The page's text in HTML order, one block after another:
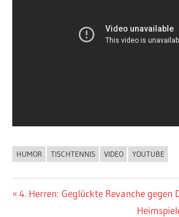
ALLGEMEIN
HUMOR TISCHTENNIS VIDEO YOUTUBE
Beitragsnavigation
Vorheriger
4. Herren: Geglückte Revanche gegen
Nächster